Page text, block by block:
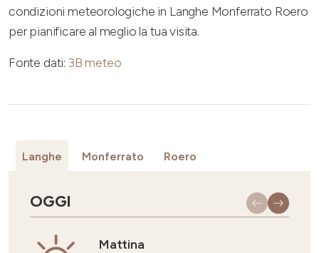
condizioni meteorologiche in Langhe Monferrato Roero
per pianificare al meglio la tua visita.
Fonte dati: 3B meteo
Langhe Monferrato Roero
OGGI
Mattina